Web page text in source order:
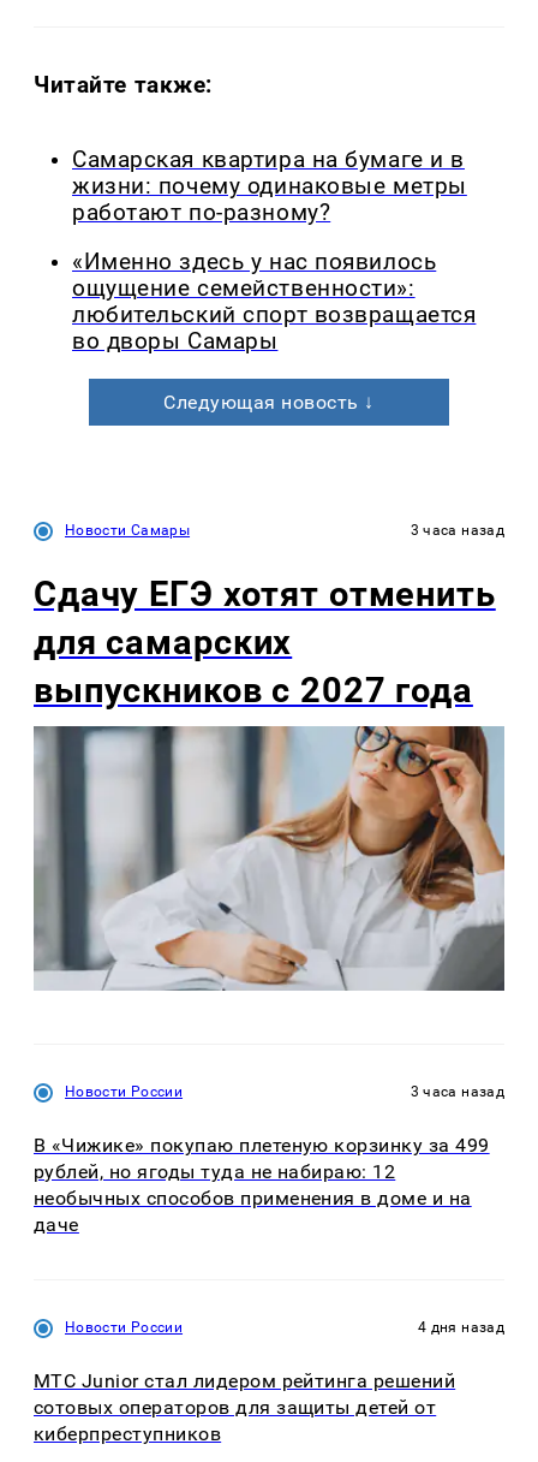
Читайте также:
Самарская квартира на бумаге и в
жизни: почему одинаковые метры
работают по-разному?
«Именно здесь у нас появилось
ощущение семейственности»:
любительский спорт возвращается
во дворы Самары
Следующая новость ↓
Новости Самары 3 часа назад
Сдачу ЕГЭ хотят отменить
для самарских
выпускников с 2027 года
Новости России 3 часа назад
В «Чижике» покупаю плетеную корзинку за 499
рублей, но ягоды туда не набираю: 12
необычных способов применения в доме и на
даче
Новости России 4 дня назад
МТС Junior стал лидером рейтинга решений
сотовых операторов для защиты детей от
киберпреступников